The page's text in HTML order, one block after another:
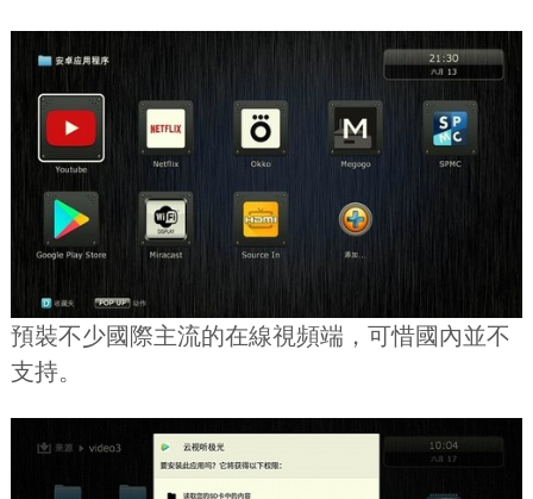
預裝不少國際主流的在線視頻端，可惜國內並不
支持。